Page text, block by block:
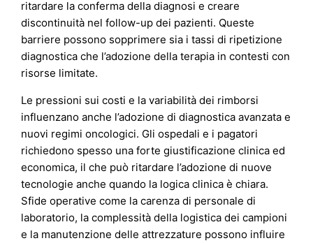
ritardare la conferma della diagnosi e creare
discontinuità nel follow-up dei pazienti. Queste
barriere possono sopprimere sia i tassi di ripetizione
diagnostica che l’adozione della terapia in contesti con
risorse limitate.
Le pressioni sui costi e la variabilità dei rimborsi
influenzano anche l’adozione di diagnostica avanzata e
nuovi regimi oncologici. Gli ospedali e i pagatori
richiedono spesso una forte giustificazione clinica ed
economica, il che può ritardare l’adozione di nuove
tecnologie anche quando la logica clinica è chiara.
Sfide operative come la carenza di personale di
laboratorio, la complessità della logistica dei campioni
e la manutenzione delle attrezzature possono influire